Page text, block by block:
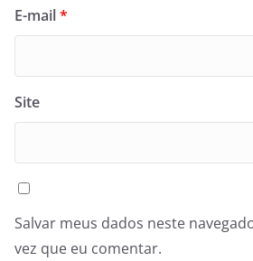
E-mail*
Site
Salvar meus dados neste
vez que eu comentar.